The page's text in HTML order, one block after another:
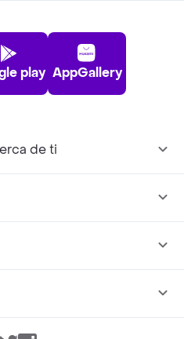
play AppGallery
de ti